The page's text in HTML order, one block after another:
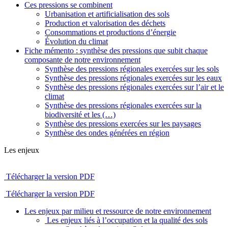
Ces pressions se combinent
Urbanisation et artificialisation des sols
Production et valorisation des déchets
Consommations et productions d’énergie
Évolution du climat
Fiche mémento : synthèse des pressions que subit chaque
composante de notre environnement
Synthèse des pressions régionales exercées sur les sols
Synthèse des pressions régionales exercées sur les eaux
Synthèse des pressions régionales exercées sur l’air et le
climat
Synthèse des pressions régionales exercées sur la
biodiversité et les (…)
Synthèse des pressions exercées sur les paysages
Synthèse des ondes générées en région
Les enjeux
Télécharger la version PDF
Télécharger la version PDF
Les enjeux par milieu et ressource de notre environnement
Les enjeux liés à l’occupation et la qualité des sols